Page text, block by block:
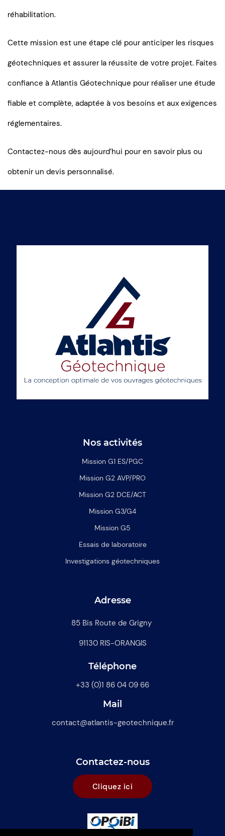
réhabilitation.
Cette mission est une étape clé pour anticiper les risques
géotechniques et assurer la réussite de votre projet. Faites
confiance à Atlantis Géotechnique pour réaliser une étude
fiable et complète, adaptée à vos besoins et aux exigences
réglementaires.
Contactez-nous dès aujourd’hui pour en savoir plus ou
obtenir un devis personnalisé.
Nos activités
Mission G1 ES/PGC
Mission G2 AVP/PRO
Mission G2 DCE/ACT
Mission G3/G4
Mission G5
Essais de laboratoire
Investigations géotechniques
Adresse
85 Bis Route de Grigny
91130 RIS-ORANGIS
Téléphone
+33 (0)1 86 04 09 66
Mail
contact@atlantis-geotechnique.fr
Contactez-nous
Cliquez ici